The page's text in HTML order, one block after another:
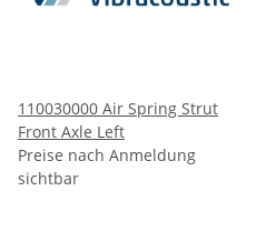
110030000 Air Spring Strut
Front Axle Left
Preise nach Anmeldung
sichtbar